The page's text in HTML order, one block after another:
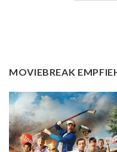
MOVIEBREAK